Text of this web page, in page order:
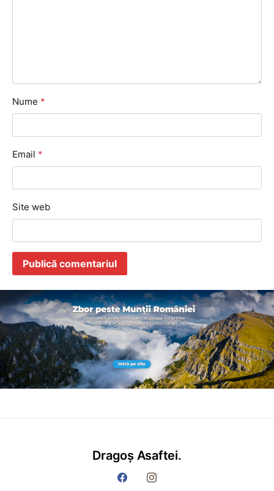
Nume *
Email *
Site web
Dragoș Asaftei.